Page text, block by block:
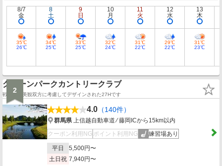
8/7
金
35℃
26℃
8
土
34℃
25℃
9
日
33℃
25℃
10
月
32℃
24℃
11
火
31℃
22℃
12
水
29℃
22℃
13
木
31℃
23℃
2
グリーンパークカントリークラブ
戦略面、美観双方に考慮してデザインされた27Hです
4.0 （140件）
群馬県上信越自動車道 ⁄ 藤岡ICから15km以内
クーポン利用NG ポイント利用NG 練習場あり
平日
5,500円〜
土日祝 7,940円〜